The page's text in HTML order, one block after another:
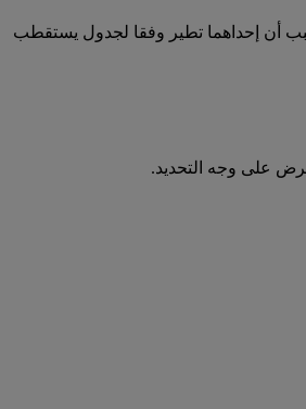
أن إحداهما تطير وفقا لجدول يستقطب
على وجه التحديد.